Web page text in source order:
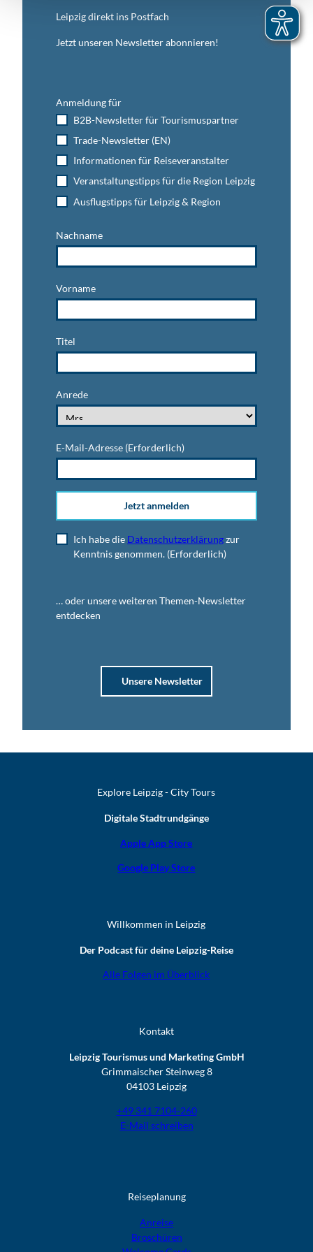
Leipzig direkt ins Postfach
Jetzt unseren Newsletter abonnieren!
Anmeldung für
B2B-Newsletter für Tourismuspartner
Trade-Newsletter (EN)
Informationen für Reiseveranstalter
Veranstaltungstipps für die Region Leipzig
Ausflugstipps für Leipzig & Region
Nachname
Vorname
Titel
Anrede
E-Mail-Adresse (Erforderlich)
Jetzt anmelden
Ich habe die Datenschutzerklärungzur
Kenntnis genommen. (Erforderlich)
… oder unsere weiteren Themen-Newsletter
entdecken
Unsere Newsletter
Explore Leipzig - City Tours
Digitale Stadtrundgänge
Apple App Store
Google Play Store
Willkommen in Leipzig
Der Podcast für deine Leipzig-Reise
Alle Folgen im Überblick
Kontakt
Leipzig Tourismus und Marketing GmbH
Grimmaischer Steinweg 8
04103 Leipzig
+49 341 7104-260
E-Mail schreiben
Reiseplanung
Anreise
Broschüren